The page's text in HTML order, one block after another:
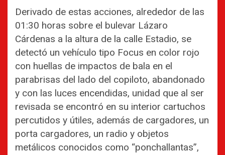
Derivado de estas acciones, alrededor de las
01:30 horas sobre el bulevar Lázaro
Cárdenas a la altura de la calle Estadio, se
detectó un vehículo tipo Focus en color rojo
con huellas de impactos de bala en el
parabrisas del lado del copiloto, abandonado
y con las luces encendidas, unidad que al ser
revisada se encontró en su interior cartuchos
percutidos y útiles, además de cargadores, un
porta cargadores, un radio y objetos
metálicos conocidos como “ponchallantas”,